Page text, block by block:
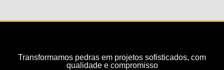
Transformamos pedras em projetos sofisticados, com
qualidade e compromisso